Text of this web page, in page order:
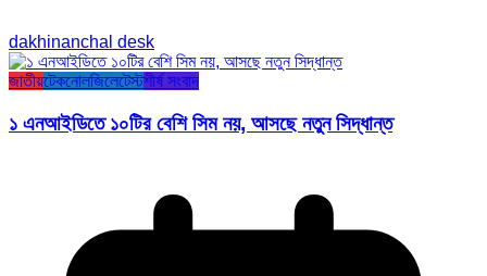
dakhinanchal desk
জাতীয়টেকনোলজিলেটেস্টশীর্ষ সংবাদ
১ এনআইডিতে ১০টির বেশি সিম নয়, আসছে নতুন সিদ্ধান্ত